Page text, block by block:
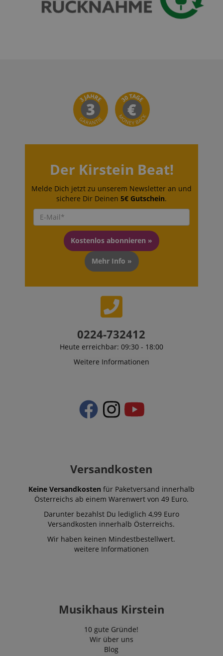
Der Kirstein Beat!
Melde Dich jetzt zu unserem Newsletter an und
sichere Dir Deinen 5€ Gutschein.
Kostenlos abonnieren »
Mehr Info »
0224-732412
Heute erreichbar: 09:30 - 18:00
Weitere Informationen
Versandkosten
Keine Versandkosten für Paketversand innerhalb
Österreichs ab einem Warenwert von 49 Euro.
Darunter bezahlst Du lediglich 4,99 Euro
Versandkosten innerhalb Österreichs.
Wir haben keinen Mindestbestellwert.
weitere Informationen
Musikhaus Kirstein
10 gute Gründe!
Wir über uns
Blog